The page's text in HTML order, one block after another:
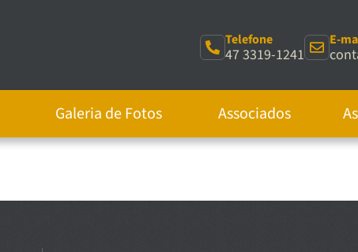
Telefone
47 3319-1241
E-
Galeria de Fotos Associados